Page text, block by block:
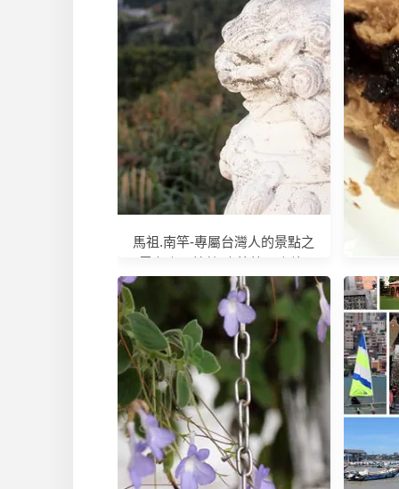
馬祖.南竿-專屬台灣人的景點之
屏東.